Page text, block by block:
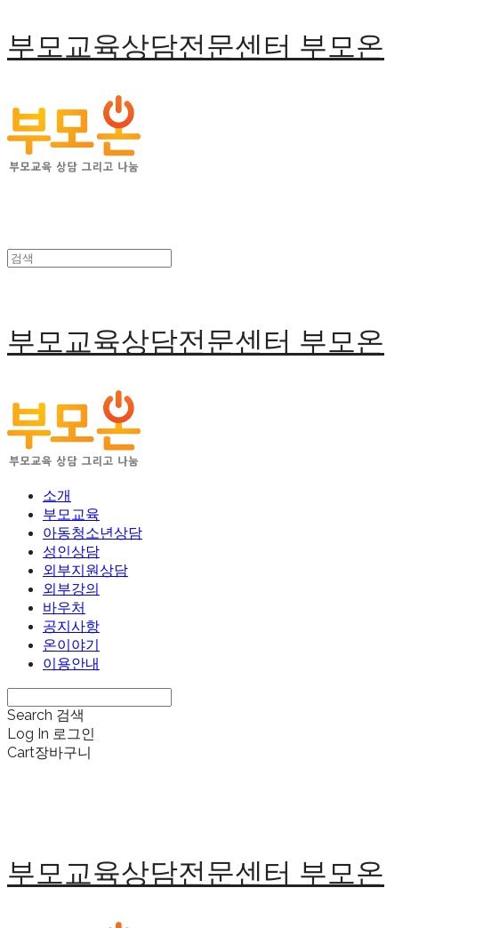
부모교육상담전문센터 부모온
부모교육상담전문센터 부모온
소개
부모교육
아동청소년상담
성인상담
외부지원상담
외부강의
바우처
공지사항
온이야기
이용안내
Search 검색
Log In 로그인
Cart장바구니
부모교육상담전문센터 부모온